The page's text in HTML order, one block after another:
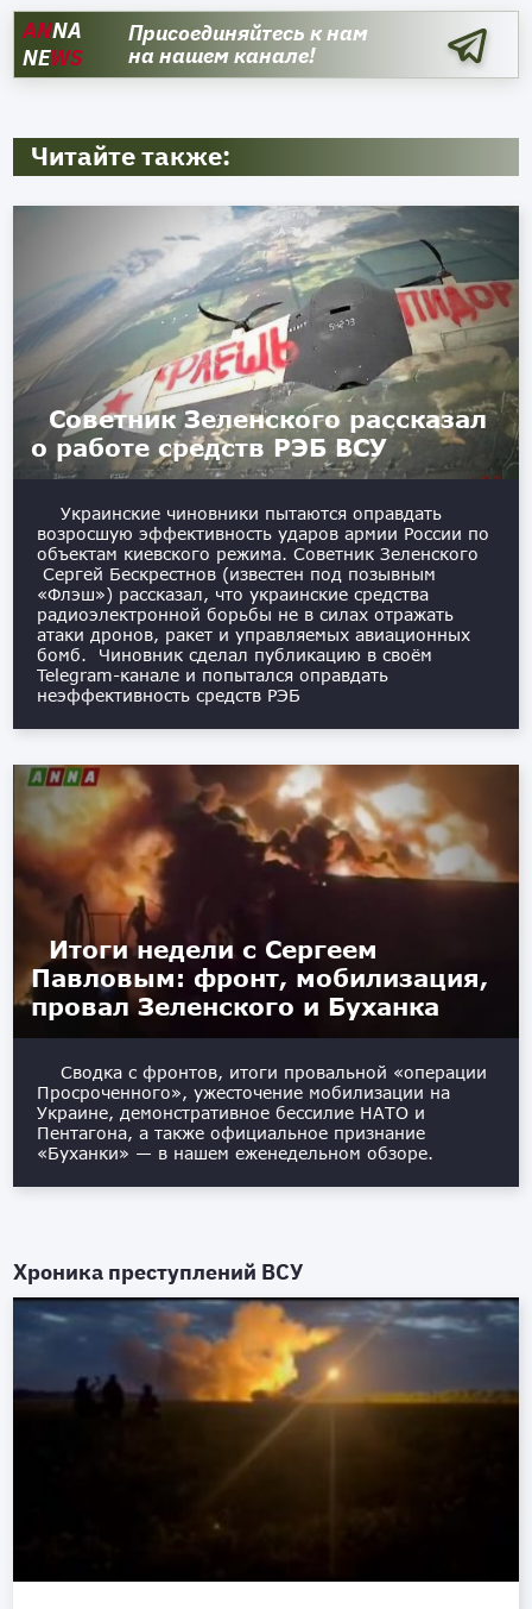
ANNA
NEWS
Присоединяйтесь к нам
на нашем канале!
Читайте также:
Советник Зеленского рассказал
о работе средств РЭБ ВСУ
Украинские чиновники пытаются оправдать
возросшую эффективность ударов армии России по
объектам киевского режима. Советник Зеленского
Сергей Бескрестнов (известен под позывным
«Флэш») рассказал, что украинские средства
радиоэлектронной борьбы не в силах отражать
атаки дронов, ракет и управляемых авиационных
бомб. Чиновник сделал публикацию в своём
Telegram-канале и попытался оправдать
неэффективность средств РЭБ
Итоги недели с Сергеем
Павловым: фронт, мобилизация,
провал Зеленского и Буханка
Сводка с фронтов, итоги провальной «операции
Просроченного», ужесточение мобилизации на
Украине, демонстративное бессилие НАТО и
Пентагона, а также официальное признание
«Буханки» — в нашем еженедельном обзоре.
Хроника преступлений ВСУ